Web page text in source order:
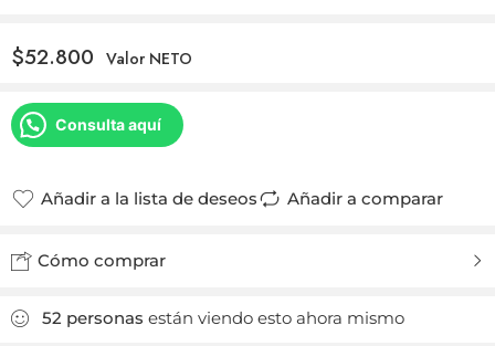
$52.800 Valor NETO
Consulta aquí
Añadir a la lista de deseos Añadir a comparar
Cómo comprar
52 personas están viendo esto ahora mismo